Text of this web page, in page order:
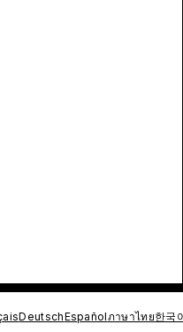
DeutschEspañolภาษาไทย한국